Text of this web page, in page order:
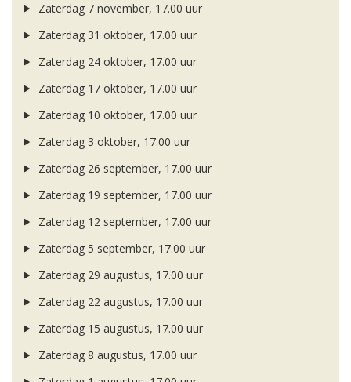
Zaterdag 7 november, 17.00 uur
Zaterdag 31 oktober, 17.00 uur
Zaterdag 24 oktober, 17.00 uur
Zaterdag 17 oktober, 17.00 uur
Zaterdag 10 oktober, 17.00 uur
Zaterdag 3 oktober, 17.00 uur
Zaterdag 26 september, 17.00 uur
Zaterdag 19 september, 17.00 uur
Zaterdag 12 september, 17.00 uur
Zaterdag 5 september, 17.00 uur
Zaterdag 29 augustus, 17.00 uur
Zaterdag 22 augustus, 17.00 uur
Zaterdag 15 augustus, 17.00 uur
Zaterdag 8 augustus, 17.00 uur